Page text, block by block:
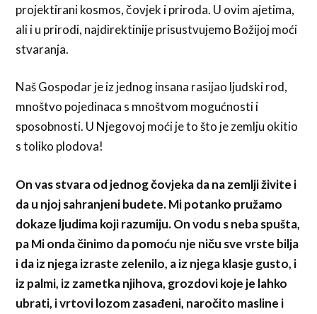
projektirani kosmos, čovjek i priroda. U ovim ajetima,
ali i u prirodi, najdirektinije prisustvujemo Božijoj moći
stvaranja.
Naš Gospodar je iz jednog insana rasijao ljudski rod,
mnoštvo pojedinaca s mnoštvom mogućnosti i
sposobnosti. U Njegovoj moći je to što je zemlju okitio
s toliko plodova!
On vas stvara od jednog čovjeka da na zemlji živite i
da u njoj sahranjeni budete. Mi potanko pružamo
dokaze ljudima koji razumiju. On vodu s neba spušta,
pa Mi onda činimo da pomoću nje niču sve vrste bilja
i da iz njega izraste zelenilo, a iz njega klasje gusto, i
iz palmi, iz zametka njihova, grozdovi koje je lahko
ubrati, i vrtovi lozom zasađeni, naročito masline i